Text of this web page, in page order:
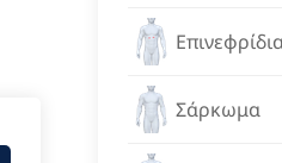
Σάρκωμα